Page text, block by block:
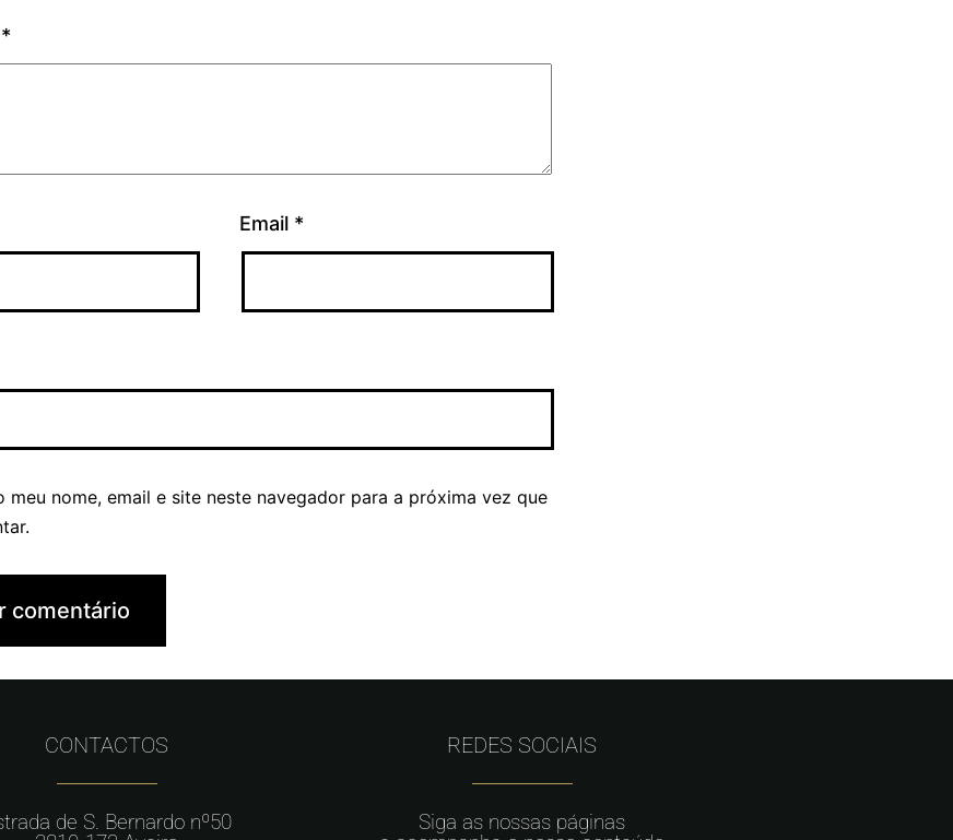
*
Email *
meu nome, email e site neste navegador para a próxima vez que
CONTACTOS
de S. Bernardo nº50
REDES SOCIAIS
Siga as nossas páginas